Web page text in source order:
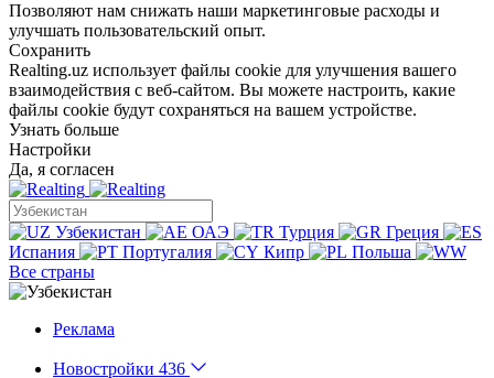
Позволяют нам снижать наши маркетинговые расходы и
улучшать пользовательский опыт.
Сохранить
Realting.uz использует файлы cookie для улучшения вашего
взаимодействия с веб-сайтом. Вы можете настроить, какие
файлы cookie будут сохраняться на вашем устройстве.
Узнать больше
Настройки
Да, я согласен
Узбекистан ОАЭ Турция
Греция
Испания
Португалия Кипр
Польша
Все страны
Реклама
Новостройки 436